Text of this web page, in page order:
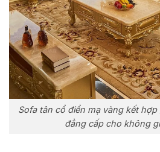
Sofa tân cổ điển mạ vàng kết
đẳng cấp cho không